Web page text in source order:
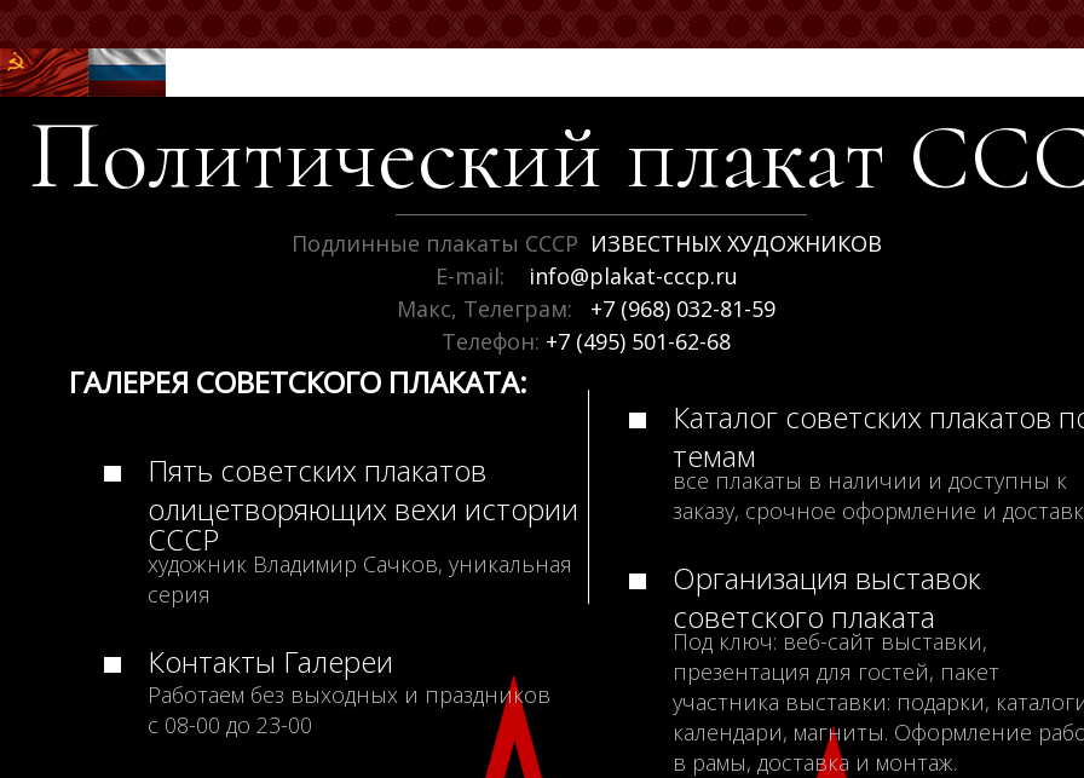
Политический плакат
Подлинные плакаты СССР ИЗВЕСТНЫХ ХУДОЖНИКОВ
E-mail:
info@plakat-cccp.ru
Макс, Телеграм:
+7 (968) 032-81-59
Телефон: +7 (495) 501-62-68
ГАЛЕРЕЯ СОВЕТСКОГО ПЛАКАТА:
Пять советских плакатов
олицетворяющих вехи истории
СССР
художник Владимир Сачков, уникальная
серия
Контакты Галереи
Работаем без выходных и праздников
с 08-00 до 23-00
Каталог советских плакатов
темам
все плакаты в наличии и доступны к
заказу, срочное оформление и
Организация выставок
советского плаката
Под ключ: веб-сайт выставки,
презентация для гостей, пакет
участника выставки: подарки,
календари, магниты. Оформление
в рамы, доставка и монтаж.